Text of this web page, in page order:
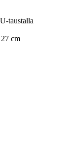
taustalla
cm